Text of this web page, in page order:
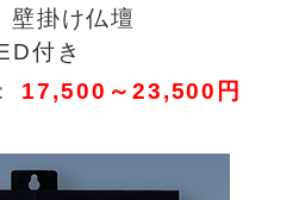
掛け仏壇
付き
17,500～23,500円